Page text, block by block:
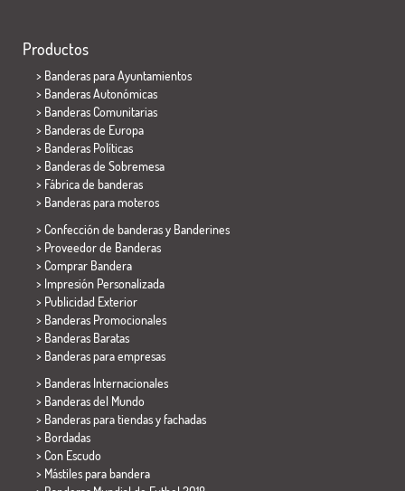
Productos
> Banderas para Ayuntamientos
> Banderas Autonómicas
> Banderas Comunitarias
> Banderas de Europa
> Banderas Políticas
> Banderas de Sobremesa
> Fábrica de banderas
> Banderas para moteros
> Confección de banderas y Banderines
> Proveedor de Banderas
> Comprar Bandera
> Impresión Personalizada
> Publicidad Exterior
> Banderas Promocionales
> Banderas Baratas
> Banderas para empresas
> Banderas Internacionales
> Banderas del Mundo
> Banderas para tiendas y fachadas
> Bordadas
> Con Escudo
> Mástiles para bandera